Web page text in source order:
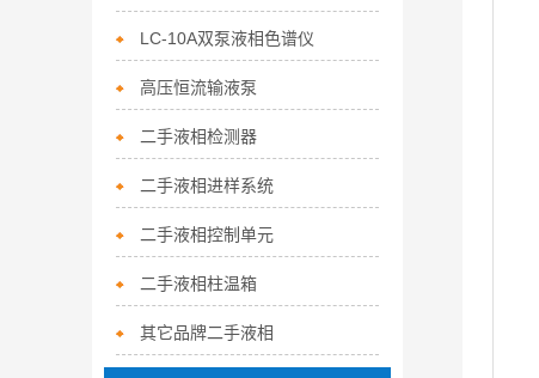
LC-10A双泵液相色谱仪
高压恒流输液泵
二手液相检测器
二手液相进样系统
二手液相控制单元
二手液相柱温箱
其它品牌二手液相